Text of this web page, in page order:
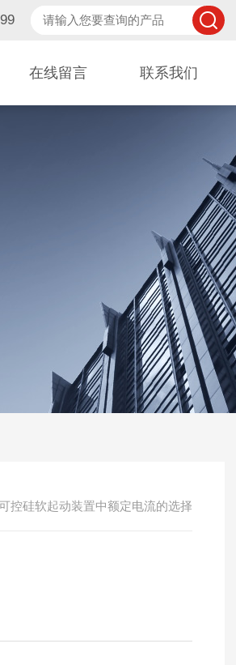
在线留言 联系我们
控硅软起动装置中额定电流的选择